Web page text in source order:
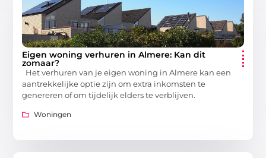
Eigen woning verhuren in Almere: Kan dit
zomaar?
Het verhuren van je eigen woning in Almere kan een
aantrekkelijke optie zijn om extra inkomsten te
genereren of om tijdelijk elders te verblijven.
Woningen